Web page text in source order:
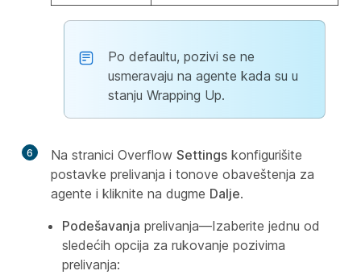
Po defaultu, pozivi se ne
usmeravaju na agente kada su u
stanju Wrapping Up.
6 Na stranici Overflow Settings konfigurišite
postavke prelivanja i tonove obaveštenja za
agente i kliknite na dugme Dalje.
Podešavanja prelivanja—Izaberite jednu od
sledećih opcija za rukovanje pozivima
prelivanja: